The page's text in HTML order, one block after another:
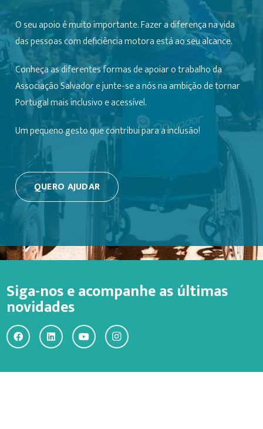
O seu apoio é muito importante. Fazer a diferença na vida
das pessoas com deficiência motora está ao seu alcance.
Conheça as diferentes formas de apoiar o trabalho da
Associação Salvador e junte-se a nós na ambição de tornar
Portugal mais inclusivo e acessível.
Um pequeno gesto que contribui para a inclusão!
QUERO AJUDAR
Siga-nos e acompanhe as últimas
novidades